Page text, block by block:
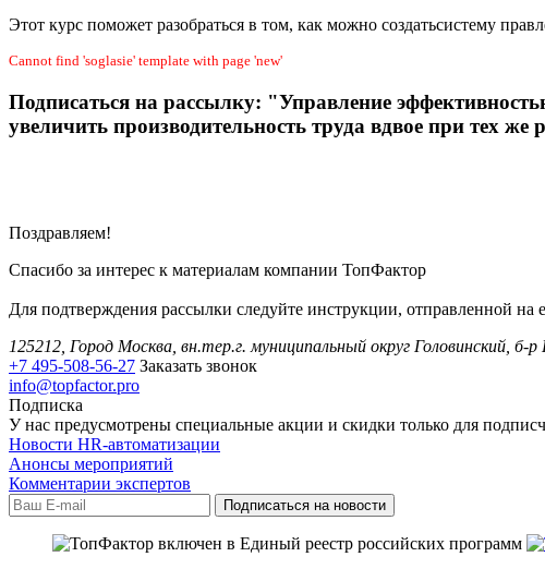
Этот курс поможет разобраться в том, как можно создатьсистему
Cannot find 'soglasie' template with page 'new'
Подписаться на рассылку: "Управление
увеличить производительность труда вдвое при тех же
Поздравляем!
Спасибо за интерес к материалам компании ТопФактор
Для подтверждения рассылки следуйте инструкции, отправленной на
125212, Город Москва, вн.тер.г. муниципальный округ Головинский,
+7 495-508-56-27 Заказать звонок
info@topfactor.pro
Подписка
У нас предусмотрены специальные акции и скидки только для
Новости HR-автоматизации
Анонсы мероприятий
Комментарии экспертов